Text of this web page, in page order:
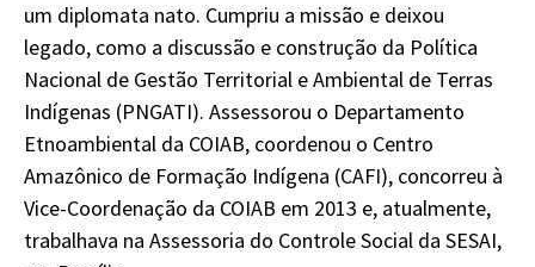
um diplomata nato. Cumpriu a missão e deixou
legado, como a discussão e construção da Política
Nacional de Gestão Territorial e Ambiental de Terras
Indígenas (PNGATI). Assessorou o Departamento
Etnoambiental da COIAB, coordenou o Centro
Amazônico de Formação Indígena (CAFI), concorreu à
Vice-Coordenação da COIAB em 2013 e, atualmente,
trabalhava na Assessoria do Controle Social da SESAI,